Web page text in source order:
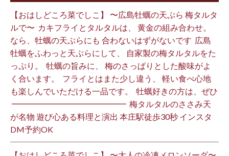
【おはしどころ菜でしこ】 〜広島牡蠣の天ぷら 梅タルタ
ルで〜 ⁡ カキフライとタルタルは、 黄金の組み合わせ。 ⁡
なら、牡蠣の天ぷらにも 合わないはずがないです ⁡ 広島
牡蠣をふわっと天ぷらにして、 自家製の梅タルタルをた
っぷり。 ⁡ 牡蠣の旨みに、 梅のさっぱりとした酸味がよ
く合います。 ⁡ フライとはまた少し違う、 軽い食べ心地
も楽しんでいただける一品です。 ⁡ 牡蠣好きの方は、ぜひ
⁡ ━━━━━━━━━━━━━━ ⁡ 梅タルタルのささみ天
が名物 遊び心ある料理と演出 本庄駅徒歩30秒 インスタ
DM予約OK ⁡